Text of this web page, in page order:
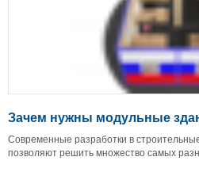
Зачем нужны модульные
Современные разработки в
позволяют решить множество самых